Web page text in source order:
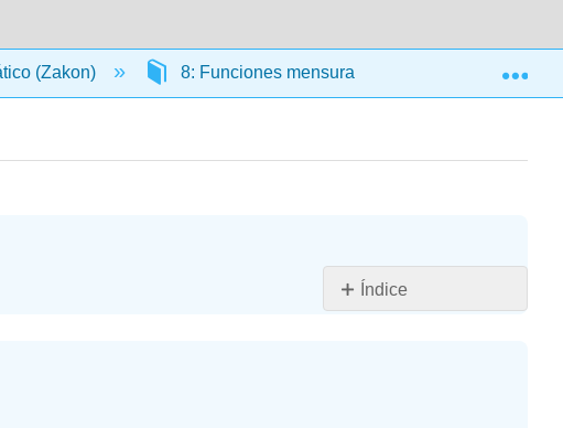
(Zakon) 8: Funciones mensurables e integración
Índice